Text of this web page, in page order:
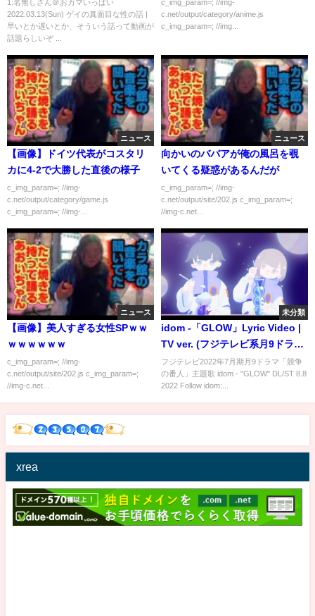
1:名無しさん＠おカマいっぱい
2022.03.13(Sun) ゲイの真面目な性の話 |
早いとか遅いとか、そういう話って動画が
話題らしいぞ ...
c_img_param=; //img-
c.net/output/category/anime.js
c_img_param=; //img...
ニュース
【画像】ドイツ代表がコスタリ
カに4-2で大勝した直後の様子
c_img_param=; //img-
c.net/output/category/game.js
c_img_param=; //img-...
ニュース
向かいのババアが俺の風呂を覗
いてくる疑惑があるんだが
c_img_param=; //img-
c.net/output/site/202.js c_img_param=;
//img-c.net...
ニュース
【画像】美人すぎる女性SPｗｗ
ｗｗｗｗｗｗ
c_img_param=; //img-
c.net/output/site/202.js c_img_param=;
//img-c.net...
未分類
idom -「GLOW」Lyric Video |
TV ver. (フジテレビ系月9ドラマ
「競争の番人」主題歌）
フジテレビ2022年7月期月9ドラマ「競争
の番人」主題歌 idom - "GLOW" DL/ST 8.8
2022 Follow idom:...
xrea